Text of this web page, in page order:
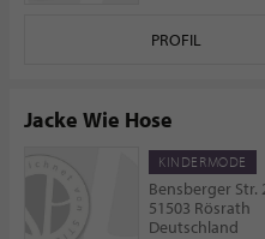
PROFIL
Jacke Wie Hose
KINDERMODE
Bensberger Str.
51503 Rösrath
Deutschland